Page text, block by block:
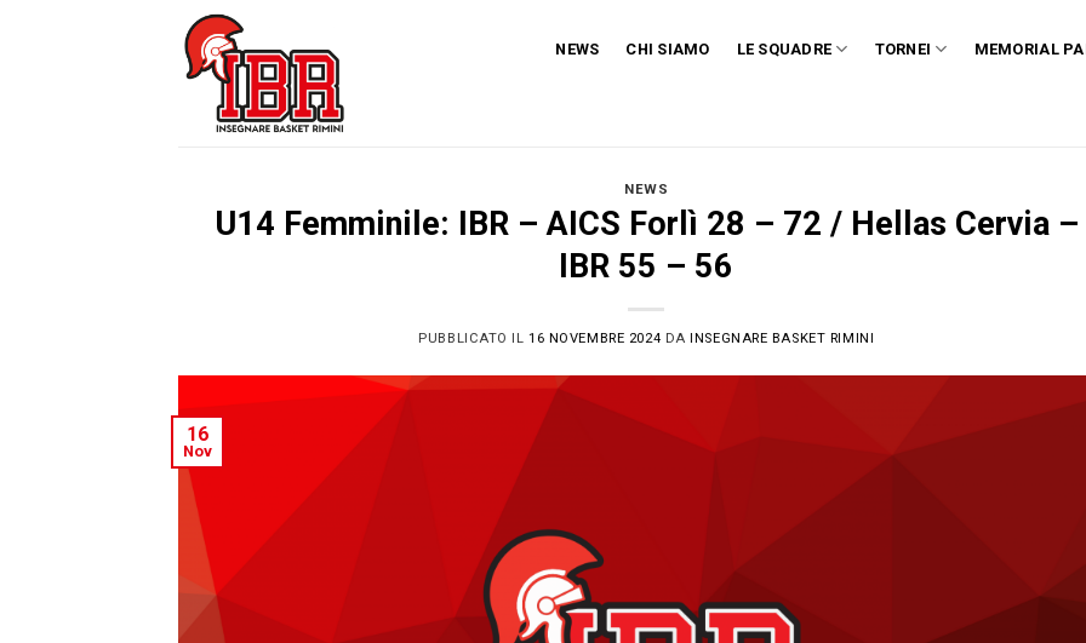
NEWS CHI SIAMO LE SQUADRE TORNEI MEMORIAL
NEWS
U14 Femminile: IBR – AICS Forlì 28 – 72 / Hellas Cervia –
IBR 55 – 56
PUBBLICATO IL16 NOVEMBRE 2024 DAINSEGNARE BASKET RIMINI
16
Nov